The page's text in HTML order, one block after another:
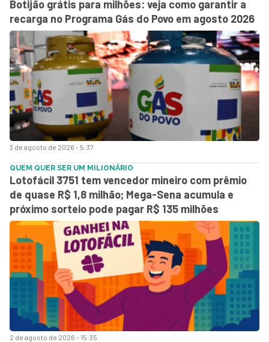
3 de agosto de 2026 - 5:37
Botijão grátis para milhões: veja como garantir a
recarga no Programa Gás do Povo em agosto 2026
2 de agosto de 2026 - 15:35
QUEM QUER SER UM MILIONÁRIO
Lotofácil 3751 tem vencedor mineiro com prêmio
de quase R$ 1,8 milhão; Mega-Sena acumula e
próximo sorteio pode pagar R$ 135 milhões